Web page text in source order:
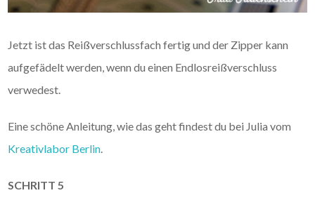
Jetzt ist das Reißverschlussfach fertig und der Zipper kann
aufgefädelt werden, wenn du einen Endlosreißverschluss
verwedest.
Eine schöne Anleitung, wie das geht findest du bei Julia vom
Kreativlabor Berlin
SCHRITT 5